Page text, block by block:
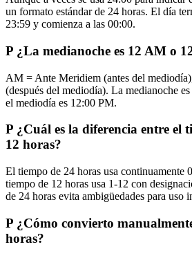
un formato estándar de 24 horas. El día
23:59 y comienza a las 00:00.
P ¿La medianoche es 12 AM o
AM = Ante Meridiem (antes del
(después del mediodía). La medianoche
el mediodía es 12:00 PM.
P ¿Cuál es la diferencia entre el
12 horas?
El tiempo de 24 horas usa continuamente
tiempo de 12 horas usa 1-12 con
de 24 horas evita ambigüedades para uso
P ¿Cómo convierto
horas?